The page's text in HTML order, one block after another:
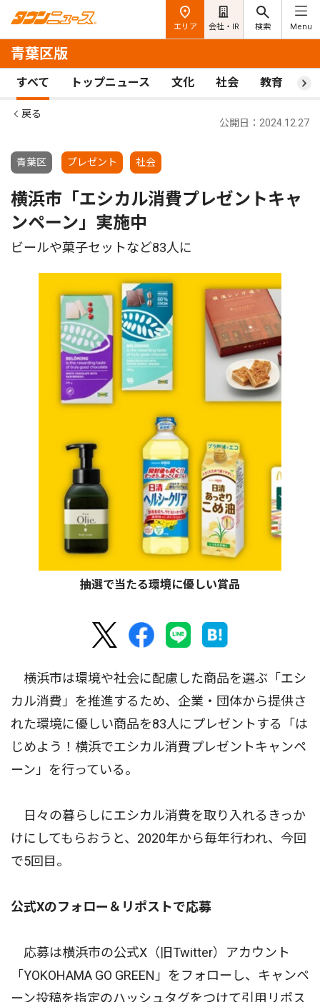
エリア 会社・IR 検索 Menu
青葉区版
すべて トップニュース 文化 社会 教育 ス
戻る
青葉区 プレゼント 社会
公開日：2024.12.27
横浜市「エシカル消費プレゼントキャ
ンペーン」実施中
ビールや菓子セットなど83人に
抽選で当たる環境に優しい賞品
横浜市は環境や社会に配慮した商品を選ぶ「エシ
カル消費」を推進するため、企業・団体から提供さ
れた環境に優しい商品を83人にプレゼントする「は
じめよう！横浜でエシカル消費プレゼントキャンペ
ーン」を行っている。
日々の暮らしにエシカル消費を取り入れるきっか
けにしてもらおうと、2020年から毎年行われ、今回
で5回目。
公式Xのフォロー＆リポストで応募
応募は横浜市の公式X（旧Twitter）アカウント
「YOKOHAMA GO GREEN」をフォローし、キャンペ
ーン投稿を指定のハッシュタグをつけて引用リポス